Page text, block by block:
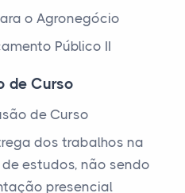
o Agronegócio
Público II
de Curso
de Curso
dos trabalhos na
estudos, não sendo
presencial